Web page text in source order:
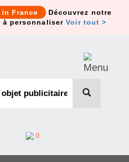
France
Découvrez notre
à personnaliserVoir tout >
0